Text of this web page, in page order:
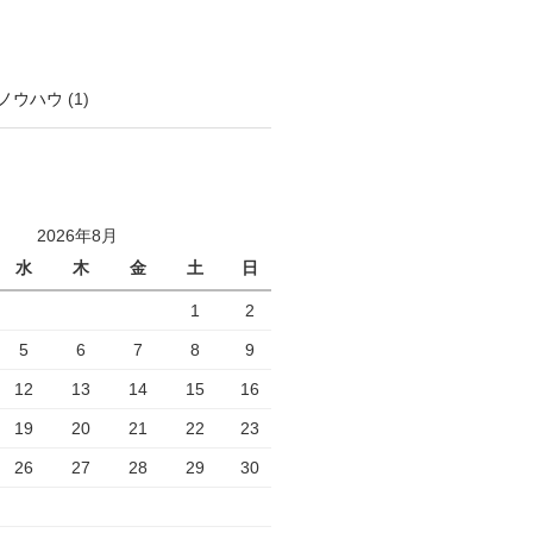
ウハウ (1)
2026年8月
水 木 金 土 日
1 2
5 6 7 8 9
12 13 14 15 16
19 20 21 22 23
26 27 28 29 30